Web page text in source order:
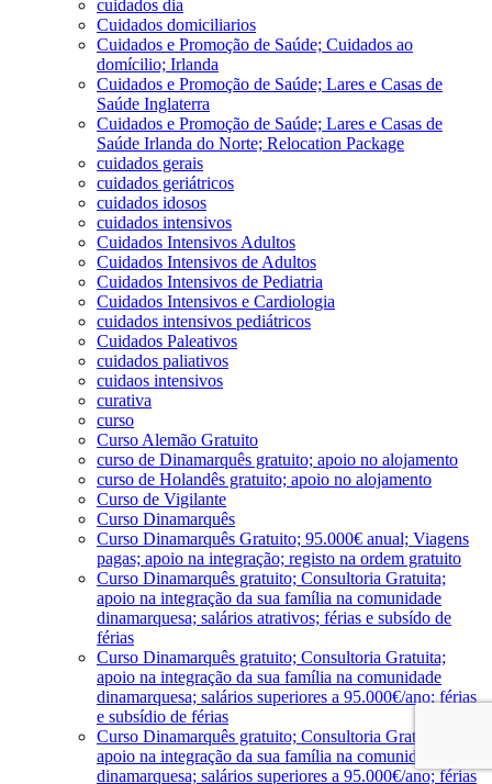
cuidados dia
Cuidados domiciliarios
Cuidados e Promoção de Saúde; Cuidados ao
domícilio; Irlanda
Cuidados e Promoção de Saúde; Lares e Casas de
Saúde Inglaterra
Cuidados e Promoção de Saúde; Lares e Casas de
Saúde Irlanda do Norte; Relocation Package
cuidados gerais
cuidados geriátricos
cuidados idosos
cuidados intensivos
Cuidados Intensivos Adultos
Cuidados Intensivos de Adultos
Cuidados Intensivos de Pediatria
Cuidados Intensivos e Cardiologia
cuidados intensivos pediátricos
Cuidados Paleativos
cuidados paliativos
cuidaos intensivos
curativa
curso
Curso Alemão Gratuito
curso de Dinamarquês gratuito; apoio no alojamento
curso de Holandês gratuito; apoio no alojamento
Curso de Vigilante
Curso Dinamarquês
Curso Dinamarquês Gratuito; 95.000€ anual; Viagens
pagas; apoio na integração; registo na ordem gratuito
Curso Dinamarquês gratuito; Consultoria Gratuita;
apoio na integração da sua família na comunidade
dinamarquesa; salários atrativos; férias e subsído de
férias
Curso Dinamarquês gratuito; Consultoria Gratuita;
apoio na integração da sua família na comunidade
dinamarquesa; salários superiores a 95.000€/ano; férias
e subsídio de férias
Curso Dinamarquês gratuito; Consultoria Gratuita;
apoio na integração da sua família na comunidade
dinamarquesa; salários superiores a 95.000€/ano; férias